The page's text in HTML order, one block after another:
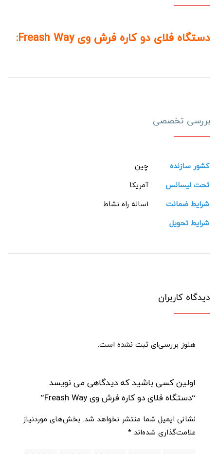
دستگاه فلای دو کاره فرش وی Freash Way:
بررسی تخصصی
کشور سازنده
چین
تحت لیسانس
آمریکا
شرایط ضمانت
1ساله راه نشاط
شرایط تحویل
دیدگاه کاربران
هنوز بررسی‌ای ثبت نشده است.
اولین کسی باشید که دیدگاهی می نویسد
“دستگاه فلای دو کاره فرش وی Freash Way”
نشانی ایمیل شما منتشر نخواهد شد. بخش‌های موردنیاز
علامت‌گذاری شده‌اند *